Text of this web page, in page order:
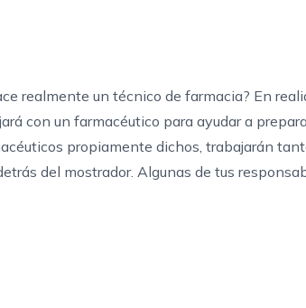
realmente un técnico de farmacia? En
con un farmacéutico para ayudar a
propiamente dichos, trabajarán
del mostrador. Algunas de tus